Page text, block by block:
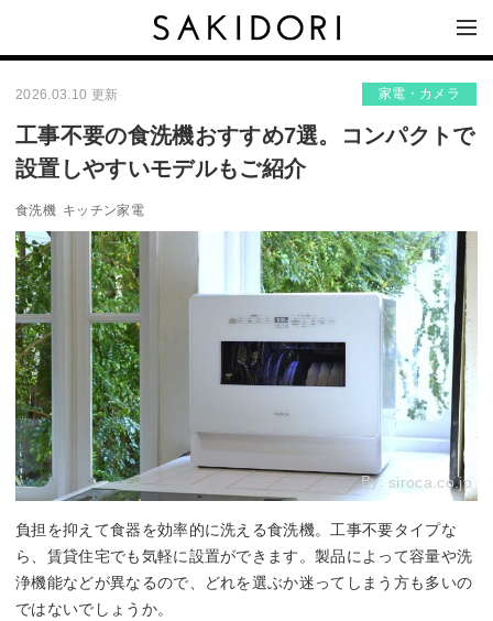
2026.03.10 更新 家電・カメラ
工事不要の食洗機おすすめ7選。コンパクトで
設置しやすいモデルもご紹介
食洗機 キッチン家電
By: siroca.co.jp
負担を抑えて食器を効率的に洗える食洗機。工事不要タイプな
ら、賃貸住宅でも気軽に設置ができます。製品によって容量や洗
浄機能などが異なるので、どれを選ぶか迷ってしまう方も多いの
ではないでしょうか。